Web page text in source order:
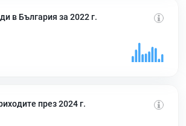
в България за 2022 г.
през 2024 г.